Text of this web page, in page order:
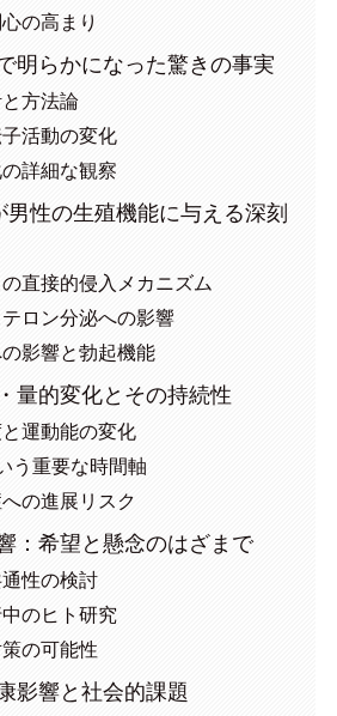
の高まり
明らかになった驚きの事実
方法論
活動の変化
詳細な観察
男性の生殖機能に与える深刻
直接的侵入メカニズム
ロン分泌への影響
影響と勃起機能
量的変化とその持続性
運動能の変化
う重要な時間軸
の進展リスク
：希望と懸念のはざまで
性の検討
のヒト研究
の可能性
影響と社会的課題